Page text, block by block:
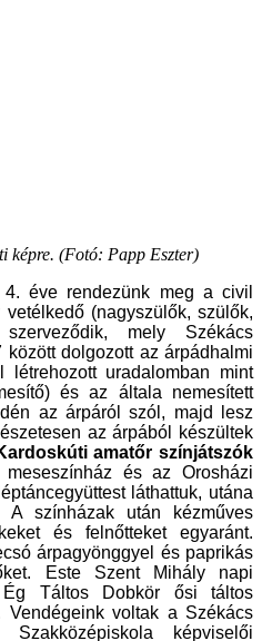
képre. (Fotó: Papp Eszter)
éve rendezünk meg a civil
(nagyszülők, szülők,
mely Székács
dolgozott az árpádhalmi
létrehozott uradalomban mint
és az általa nemesített
az árpáról szól, majd lesz
az árpából készültek
amatőr színjátszók
és az Orosházi
láthattuk, utána
A színházak után kézműves
és felnőtteket egyaránt.
árpagyönggyel és paprikás
Este Szent Mihály napi
Táltos Dobkör ősi táltos
voltak a Székács
képviselői